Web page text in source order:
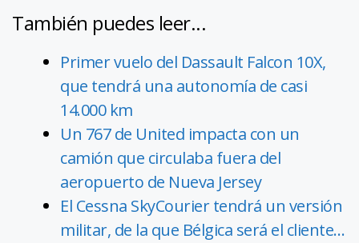
También puedes leer...
Primer vuelo del Dassault Falcon 10X,
que tendrá una autonomía de casi
14.000 km
Un 767 de United impacta con un
camión que circulaba fuera del
aeropuerto de Nueva Jersey
El Cessna SkyCourier tendrá un versión
militar, de la que Bélgica será el cliente…